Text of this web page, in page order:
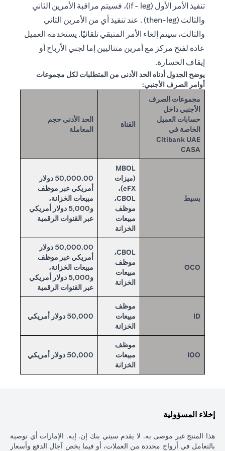
تنفيذ الأمر الأول (if - leg)، فسيتم مراقبة الأمرين الثاني
والثالث (then-leg) . عند تنفيذ أي من الأمرين الثاني
والثالث، سيتم إلغاء الأمر المتبقي تلقائيًا. يستخدمه العميل
عادة لفتح مركز مع أمرين متتاليين إما لجني الأرباح أو
إيقاف الخسارة.
يوضح الجدول أدناه الحد الأدنى من المتطلبات لكل مجموعات
أوامر الصرف الأجنبي:
مجموعات الصرف
الأجنبي داخل
حسابات العميل
الخاصة في
Citibank UAE
CASA
القناة
الحد الأدنى حجم
المعاملة
بسيط
MBOL
(ميزات
eFX)،
CBOL،
موظف
مبيعات
الخزانة
50,000.00 دولار
أمريكي عبر موظف
مبيعات الخزانة،
و5,000 دولار أمريكي
عبر القنوات الرقمية
OCO
CBOL،
موظف
مبيعات
الخزانة
50,000.00 دولار
أمريكي عبر موظف
مبيعات الخزانة،
و5,000 دولار أمريكي
عبر القنوات الرقمية
ID
موظف
مبيعات
الخزانة
50,000 دولار أمريكي
IOO
موظف
مبيعات
الخزانة
50,000 دولار أمريكي
إخلاء المسؤولية
هذا المنتج غير موصى به. لا يقدم سيتي بنك إن. إيه. الإمارات أي توصية
بالتعامل في أزواج محددة من العملات، أو فيما يخص آجال الدفع وأسعار